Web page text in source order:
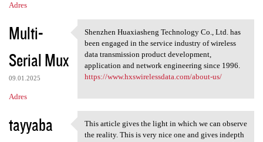
Adres
Multi-
Serial Mux
09.01.2025
Adres
Shenzhen Huaxiasheng
Shenzhen Huaxiasheng Technology Co., Ltd. has
been engaged in the service industry of wireless
data transmission product development,
application and network engineering since 1996.
https://www.hxswirelessdata.com/about-us/
tayyaba
This article gives the light
This article gives the light in which we can observe
the reality. This is very nice one and gives indepth